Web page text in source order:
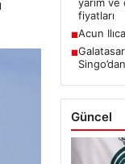
yarım ve
fiyatları
■Acun
■
Güncel